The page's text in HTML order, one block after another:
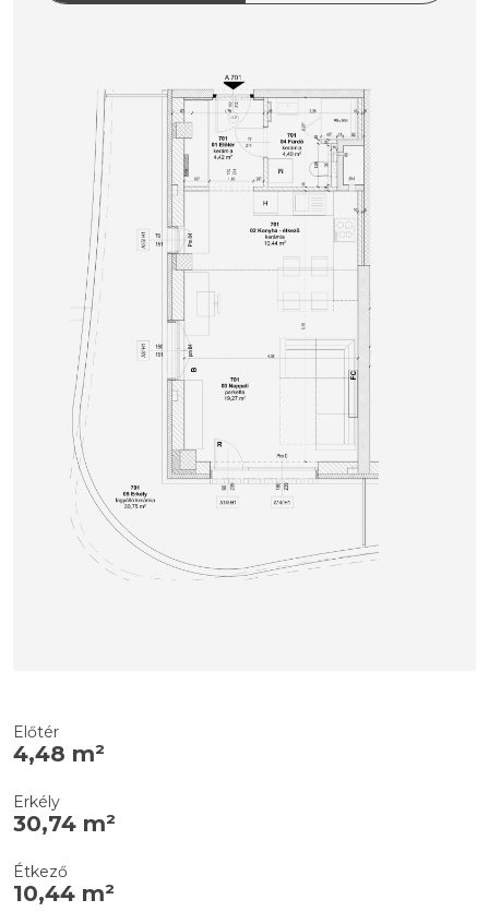
Előtér
4,48 m²
Erkély
30,74 m²
Étkező
10,44 m²